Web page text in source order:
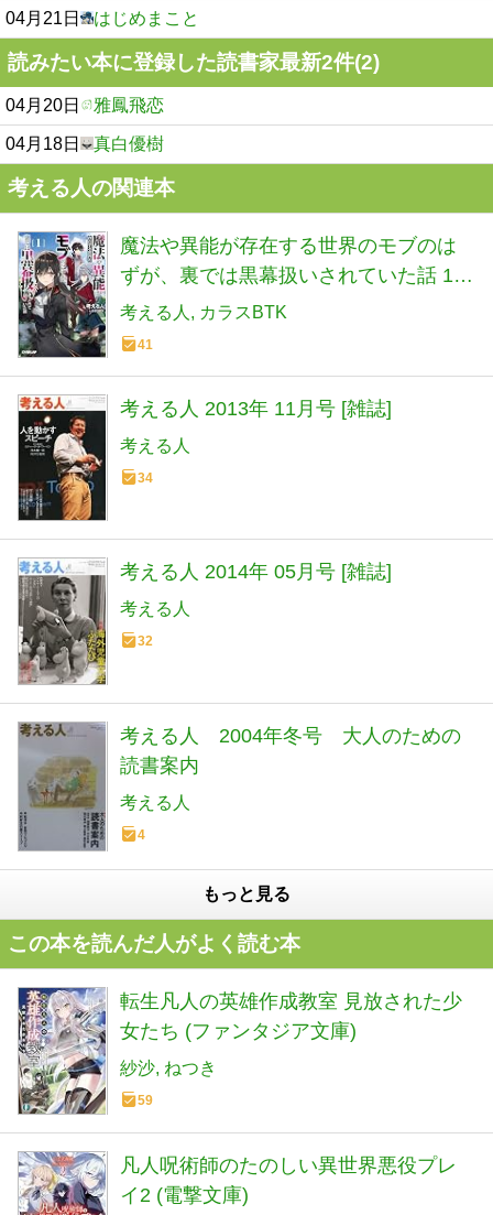
04月21日 はじめまこと
読みたい本に登録した読書家最新2件(2)
04月20日 雅鳳飛恋
04月18日 真白優樹
考える人の関連本
魔法や異能が存在する世界のモブのは
ずが、裏では黒幕扱いされていた話 1
(オーバーラップ文庫)
考える人 カラスBTK
41
考える人 2013年 11月号 [雑誌]
考える人
34
考える人 2014年 05月号 [雑誌]
考える人
32
考える人 2004年冬号 大人のための
読書案内
考える人
4
もっと見る
この本を読んだ人がよく読む本
転生凡人の英雄作成教室 見放された少
女たち (ファンタジア文庫)
紗沙 ねつき
59
凡人呪術師のたのしい異世界悪役プレ
イ2 (電撃文庫)